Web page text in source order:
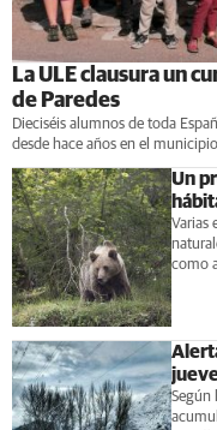
La ULE clausura un
de Paredes
Dieciséis alumnos de toda
desde hace años en el municipio
Un
Varias
como
Según